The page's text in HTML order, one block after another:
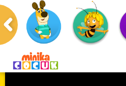
Anasayfa Neşeli